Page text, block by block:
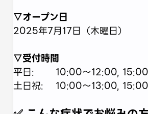
▽オープン日
2025年7月17日（木曜日）
▽受付時間
平日: 10:00～12:00,
土日祝: 10:00～13:00,